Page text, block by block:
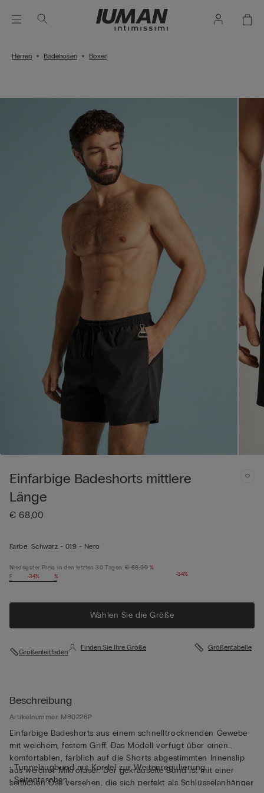
Herren Badehosen Boxer
Einfarbige Badeshorts mittlere
Länge
€ 68,00
Farbe: Schwarz - 019 - Nero
-34%
-34%
Niedrigster Preis in den letzten 30 Tagen: € 68,00 %
Regulärer Preis:
%
Wählen Sie die Größe
Größenleitfaden
Finden Sie Ihre Größe Größentabelle
Beschreibung
Artikelnummer: MB0226P
Einfarbige Badeshorts aus einem schnelltrocknenden Gewebe
mit weichem, festem Griff. Das Modell verfügt über einen
komfortablen, farblich auf die Shorts abgestimmten Innenslip
aus weicher Mikrofaser. Der gekräuselte Bund ist mit einer
seitlichen Öse versehen, die sich perfekt als Schlüsselanhänger
• Tunnelzugbund mit Kordel zur Weitenregulierung
• Seitentaschen